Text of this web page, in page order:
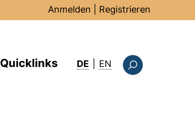
Anmelden Registrieren
Quicklinks DE EN : this page in